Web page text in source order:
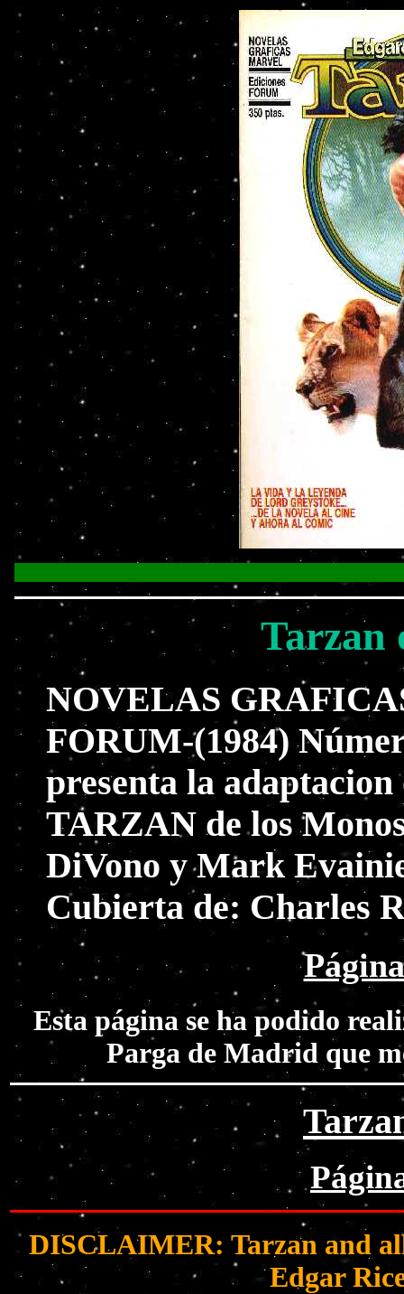
Tarzan
NOVELAS
FORUM-(1984)
presenta la
TARZAN de los
DiVono y Mark
Cubierta de: Charles
Esta página se ha podido
Parga de Madrid que
DISCLAIMER: Tarzan and
Edgar